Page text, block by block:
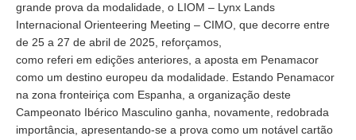
grande prova da modalidade, o LIOM – Lynx Lands
Internacional Orienteering Meeting – CIMO, que decorre entre
de 25 a 27 de abril de 2025, reforçamos,
como referi em edições anteriores, a aposta em Penamacor
como um destino europeu da modalidade. Estando Penamacor
na zona fronteiriça com Espanha, a organização deste
Campeonato Ibérico Masculino ganha, novamente, redobrada
importância, apresentando-se a prova como um notável cartão